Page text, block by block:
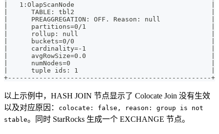
|   1:OlapScanNode                                   |
|      TABLE: tbl2                                   |
|      PREAGGREGATION: OFF. Reason: null             |
|      partitions=0/1                                |
|      rollup: null                                  |
|      buckets=0/0                                   |
|      cardinality=-1                                |
|      avgRowSize=0.0                                |
|      numNodes=0                                    |
|      tuple ids: 1                                  |
+----------------------------------------------------+
以上示例中，HASH JOIN 节点显示了 Colocate Join 没有生效
以及对应原因：
colocate: false, reason: group is not
stable。同时 StarRocks 生成一个 EXCHANGE 节点。